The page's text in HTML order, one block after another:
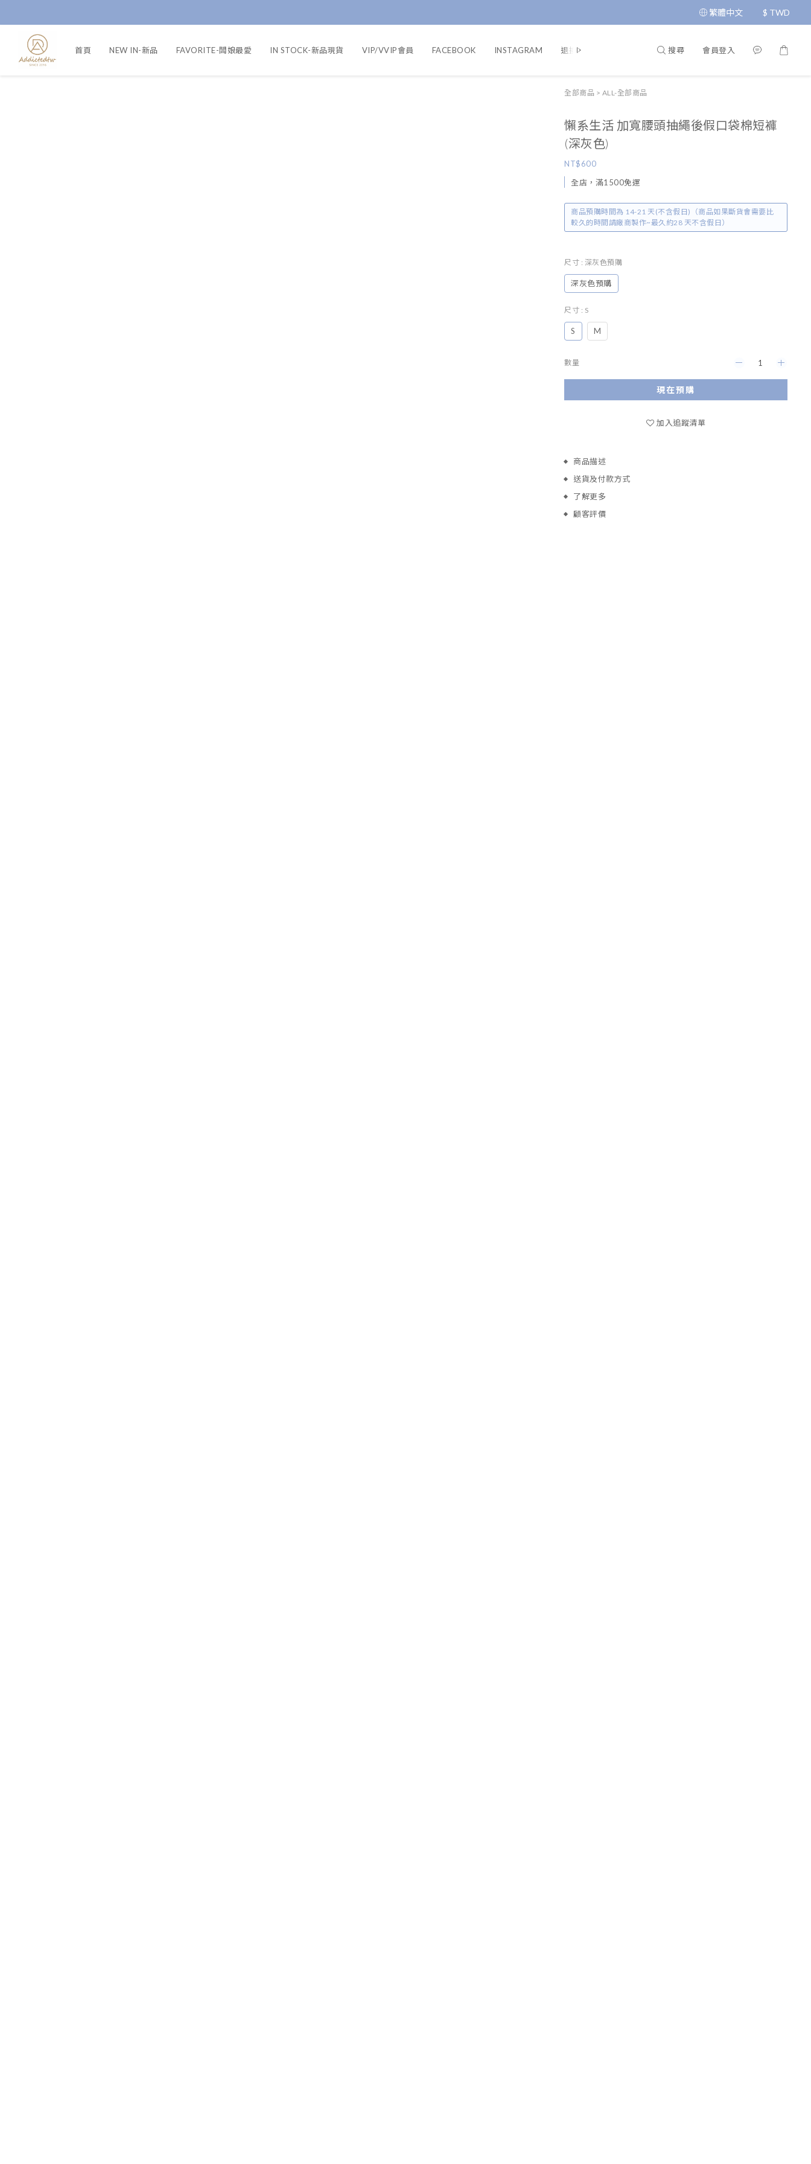
繁體中文 $ TWD
首頁 NEW IN-新品 FAVORITE-闆娘最愛 IN STOCK-新品現貨 VIP/VVIP會員 FACEBOOK INSTAGRAM 退換貨政策 條款與細則 隱私政策
搜尋 會員登入
全部商品 > ALL-全部商品
懶系生活 加寬腰頭抽繩後假口袋棉短褲
(深灰色)
NT$600
全店，滿1500免運
商品預購時間為 14-21 天(不含假日)（商品如果斷貨會需要比
較久的時間請廠商製作~最久約28 天不含假日）
尺寸 : 深灰色預購
深灰色預購
尺寸 : S
S M
數量
現在預購
加入追蹤清單
商品描述
送貨及付款方式
了解更多
顧客評價